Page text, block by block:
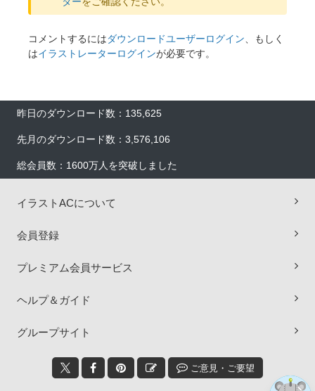
コメントするにはダウンロードユーザーログイン、もしく
はイラストレーターログインが必要です。
昨日のダウンロード数：135,625
先月のダウンロード数：3,576,106
総会員数：1600万人を突破しました
イラストACについて
会員登録
プレミアム会員サービス
ヘルプ＆ガイド
グループサイト
ご意見・ご要望